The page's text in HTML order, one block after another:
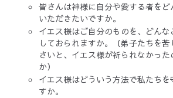
皆さんは神様に自分や愛する者をど
いただきたいですか。
イエス様はご自分のものを、どん
しておられますか。（弟子たちを
さいと、イエス様が祈られなかっ
か）
イエス様はどういう方法で私たち
すか。